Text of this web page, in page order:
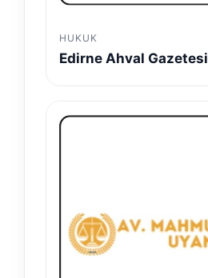
HUKUK
Edirne Ahval Gazetesi